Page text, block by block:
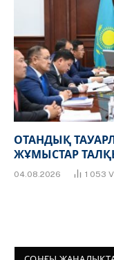
ОТАНДЫҚ
ЖҰМЫСТАР
04.08.2026 1 053